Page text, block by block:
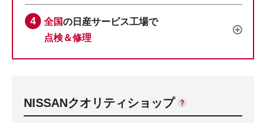
全国の日産サービス工場で
点検＆修理
NISSANクオリティショップ